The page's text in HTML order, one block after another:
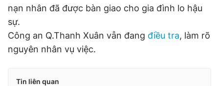
Giấy phép xuất bản số 110/GP - BTTTT cấp ngày 24.3.2020
© 2003-2026 Bản quyền thuộc về Báo Thanh Niên. Cấm sao
chép dưới mọi hình thức nếu không có sự chấp thuận bằng văn
bản. Phát triển bởi ePi Technologies, JSC.
nạn nhân đã được bàn giao cho gia đình lo hậu
sự.
Công an Q.Thanh Xuân vẫn đang điều tra, làm rõ
nguyên nhân vụ việc.
Tin liên quan